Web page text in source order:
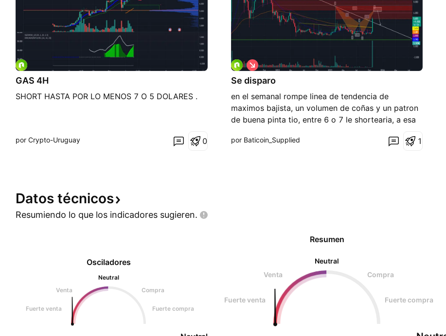
GAS 4H
SHORT HASTA POR LO MENOS 7 O 5 DOLARES .
por Crypto-Uruguay 0
Se disparo
en el semanal rompe linea de tendencia de
maximos bajista, un volumen de coñas y un patron
de buena pinta tio, entre 6 o 7 le shortearia, a esa
para short y ademas Block fuerte de ventas
C
o
r
o
por Baticoin_Supplied 1
Datos técnicos
Resumiendo lo que los indicadores sugieren.
Osciladores
Neutral
Venta
Compra
Fuerte venta Fuerte compra
Resumen
Neutral
Venta
Compra
Fuerte venta Fuerte compra